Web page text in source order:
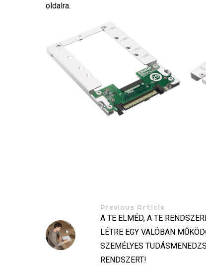
oldalra.
Previous Article
A TE ELMÉD, A TE
LÉTRE EGY VALÓBAN
SZEMÉLYES
RENDSZERT!